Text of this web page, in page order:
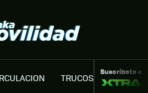
TRUCOS MOTOR
Suscríbete a